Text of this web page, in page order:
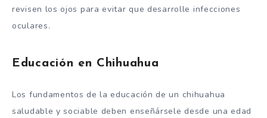
revisen los ojos para evitar que desarrolle infecciones
oculares.
Educación en Chihuahua
Los fundamentos de la educación de un chihuahua
saludable y sociable deben enseñársele desde una edad